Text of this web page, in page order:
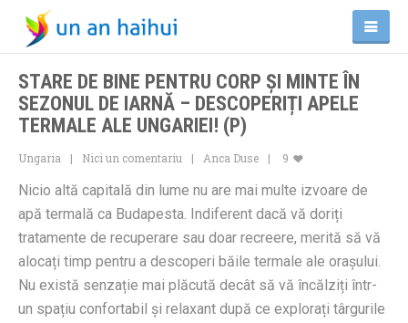
STARE DE BINE PENTRU CORP ȘI MINTE ÎN
SEZONUL DE IARNĂ – DESCOPERIȚI APELE
TERMALE ALE UNGARIEI! (P)
Ungaria Nici un comentariu Anca Duse 9
Nicio altă capitală din lume nu are mai multe izvoare de
apă termală ca Budapesta. Indiferent dacă vă doriți
tratamente de recuperare sau doar recreere, merită să vă
alocați timp pentru a descoperi băile termale ale orașului.
Nu există senzație mai plăcută decât să vă încălziți într-
un spațiu confortabil și relaxant după ce explorați târgurile